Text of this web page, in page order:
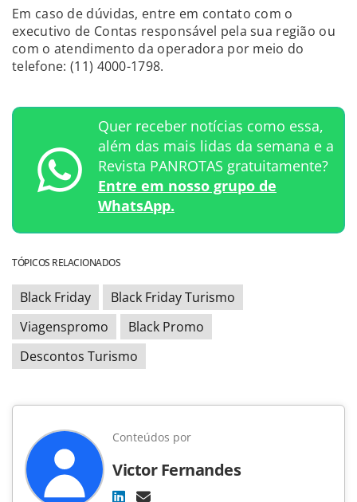
Em caso de dúvidas, entre em contato com o
executivo de Contas responsável pela sua região ou
com o atendimento da operadora por meio do
telefone: (11) 4000-1798.
Quer receber notícias como essa,
além das mais lidas da semana e a
Revista PANROTAS gratuitamente?
Entre em nosso grupo de
WhatsApp.
TÓPICOS RELACIONADOS
Black Friday
Black Friday Turismo
Viagenspromo
Black Promo
Descontos Turismo
Conteúdos por
Victor Fernandes